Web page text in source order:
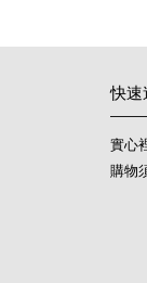
快速
實心
購物